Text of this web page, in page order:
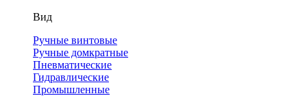
Вид
Ручные винтовые
Ручные домкратные
Пневматические
Гидравлические
Промышленные